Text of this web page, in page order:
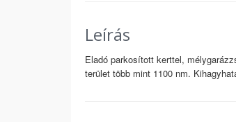
Leírás
Eladó parkosított kerttel,
terület több mint 1100 nm.